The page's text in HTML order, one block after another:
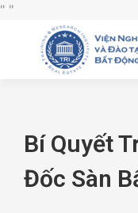
" "
Bí Quyết
Đốc Sàn